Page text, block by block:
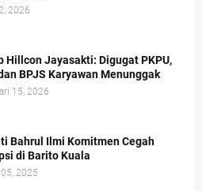
2026
Hillcon Jayasakti: Digugat PKPU,
BPJS Karyawan Menunggak
15, 2026
Bahrul Ilmi Komitmen Cegah
di Barito Kuala
2025